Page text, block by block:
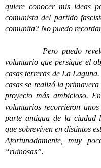
quiere conocer mis ideas
comunista del partido
comunita? No puedo
Pero puedo revelar
voluntario que persigue el
casas terreras de La
casas se realizó la
proyecto más ambicioso.
voluntarios recorrieron
parte antigua de la ciudad
que sobreviven en distintos
Afortunadamente, muy
“ruinosas”.